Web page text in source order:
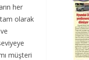
her
olarak
müşteri